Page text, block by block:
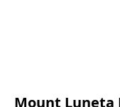
Mount Luneta